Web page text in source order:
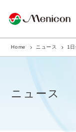
企業情報
商品サイト
Home ニュース 1
ニュース